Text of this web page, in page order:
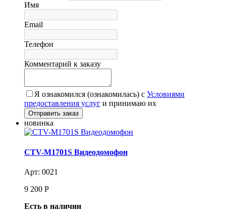
Имя
Email
Телефон
Комментарий к заказу
Я ознакомился (ознакомилась) с Условиями
предоставления услуг и принимаю их
новинка
CTV-M1701S Видеодомофон
Арт: 0021
9 200 Р
Есть в наличии